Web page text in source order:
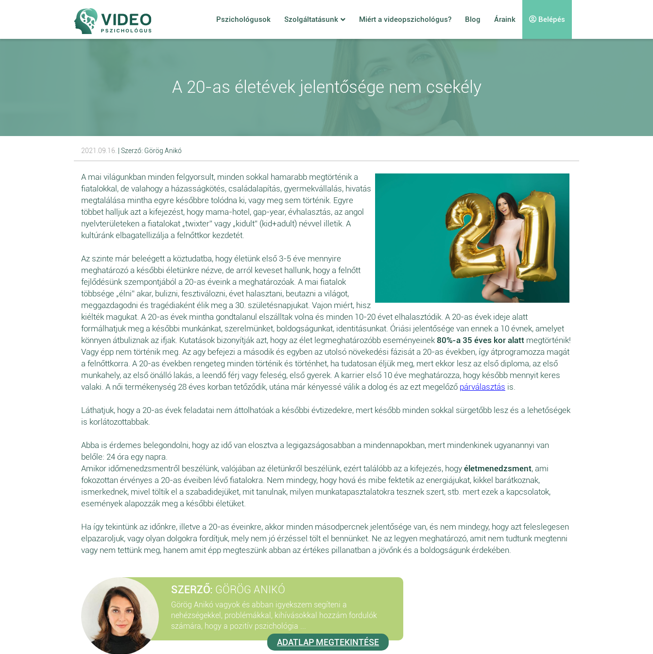
Pszichológusok Szolgáltatásunk Miért a videopszichológus? Blog Áraink Belépés
A 20-as életévek jelentősége nem csekély
2021.09.16. | Szerző: Görög Anikó
A mai világunkban minden felgyorsult, minden sokkal hamarabb megtörténik a
fiatalokkal, de valahogy a házasságkötés, családalapítás, gyermekvállalás, hivatás
megtalálása mintha egyre későbbre tolódna ki, vagy meg sem történik. Egyre
többet halljuk azt a kifejezést, hogy mama-hotel, gap-year, évhalasztás, az angol
nyelvterületeken a fiatalokat „twixter” vagy „kidult” (kid+adult) névvel illetik. A
kultúránk elbagatellizálja a felnőttkor kezdetét.
Az szinte már beleégett a köztudatba, hogy életünk első 3-5 éve mennyire
meghatározó a későbbi életünkre nézve, de arról keveset hallunk, hogy a felnőtt
fejlődésünk szempontjából a 20-as éveink a meghatározóak. A mai fiatalok
többsége „élni” akar, bulizni, fesztiválozni, évet halasztani, beutazni a világot,
meggazdagodni és tragédiaként élik meg a 30. születésnapjukat. Vajon miért, hisz
kiélték magukat. A 20-as évek mintha gondtalanul elszálltak volna és minden 10-20 évet elhalasztódik. A 20-as évek ideje alatt
formálhatjuk meg a későbbi munkánkat, szerelmünket, boldogságunkat, identitásunkat. Óriási jelentősége van ennek a 10 évnek, amelyet
könnyen átbuliznak az ifjak. Kutatások bizonyítják azt, hogy az élet legmeghatározóbb eseményeinek 80%-a 35 éves kor alatt megtörténik!
Vagy épp nem történik meg. Az agy befejezi a második és egyben az utolsó növekedési fázisát a 20-as években, így átprogramozza magát
a felnőttkorra. A 20-as években rengeteg minden történik és történhet, ha tudatosan éljük meg, mert ekkor lesz az első diploma, az első
munkahely, az első önálló lakás, a leendő férj vagy feleség, első gyerek. A karrier első 10 éve meghatározza, hogy később mennyit keres
valaki. A női termékenység 28 éves korban tetőződik, utána már kényessé válik a dolog és az ezt megelőző párválasztás is.
Láthatjuk, hogy a 20-as évek feladatai nem áttolhatóak a későbbi évtizedekre, mert később minden sokkal sürgetőbb lesz és a lehetőségek
is korlátozottabbak.
Abba is érdemes belegondolni, hogy az idő van elosztva a legigazságosabban a mindennapokban, mert mindenkinek ugyanannyi van
belőle: 24 óra egy napra.
Amikor időmenedzsmentről beszélünk, valójában az életünkről beszélünk, ezért találóbb az a kifejezés, hogy életmenedzsment, ami
fokozottan érvényes a 20-as éveiben lévő fiatalokra. Nem mindegy, hogy hová és mibe fektetik az energiájukat, kikkel barátkoznak,
ismerkednek, mivel töltik el a szabadidejüket, mit tanulnak, milyen munkatapasztalatokra tesznek szert, stb. mert ezek a kapcsolatok,
események alapozzák meg a későbbi életüket.
Ha így tekintünk az időnkre, illetve a 20-as éveinkre, akkor minden másodpercnek jelentősége van, és nem mindegy, hogy azt feleslegesen
elpazaroljuk, vagy olyan dolgokra fordítjuk, mely nem jó érzéssel tölt el bennünket. Ne az legyen meghatározó, amit nem tudtunk megtenni
vagy nem tettünk meg, hanem amit épp megteszünk abban az értékes pillanatban a jövőnk és a boldogságunk érdekében.
SZERZŐ: GÖRÖG ANIKÓ
Görög Anikó vagyok és abban igyekszem segíteni a
nehézségekkel, problémákkal, kihívásokkal hozzám fordulók
számára, hogy a pozitív pszichológia ...
ADATLAP MEGTEKINTÉSE